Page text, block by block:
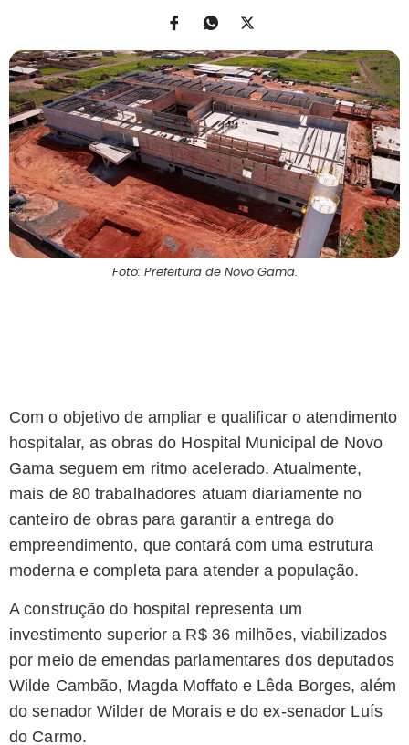
Foto: Prefeitura de Novo Gama.
Com o objetivo de ampliar e qualificar o atendimento
hospitalar, as obras do Hospital Municipal de Novo
Gama seguem em ritmo acelerado. Atualmente,
mais de 80 trabalhadores atuam diariamente no
canteiro de obras para garantir a entrega do
empreendimento, que contará com uma estrutura
moderna e completa para atender a população.
A construção do hospital representa um
investimento superior a R$ 36 milhões, viabilizados
por meio de emendas parlamentares dos deputados
Wilde Cambão, Magda Moffato e Lêda Borges, além
do senador Wilder de Morais e do ex-senador Luís
do Carmo.